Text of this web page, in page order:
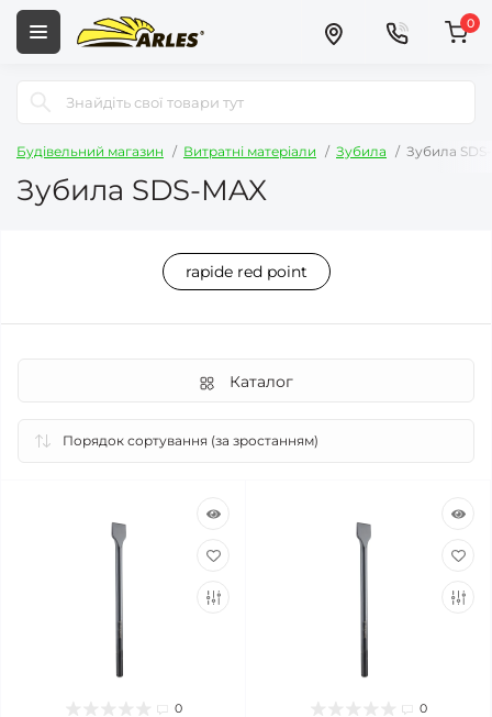
0
Будівельний магазин Витратні матеріали Зубила Зубила
Зубила SDS-MAX
rapide red point
Каталог
0 0